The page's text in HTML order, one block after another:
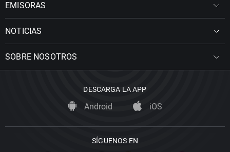
EMISORAS
NOTICIAS
SOBRE NOSOTROS
DESCARGA LA APP
Android iOS
SÍGUENOS EN